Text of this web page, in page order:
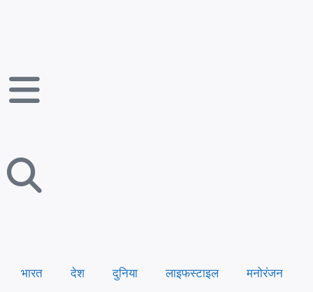
भारत देश दुनिया लाइफस्टाइल मनोरंजन